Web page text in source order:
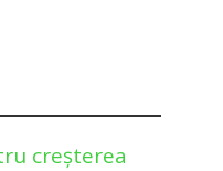
creșterea